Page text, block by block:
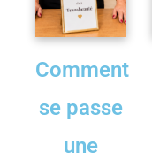
Comment
se passe
une